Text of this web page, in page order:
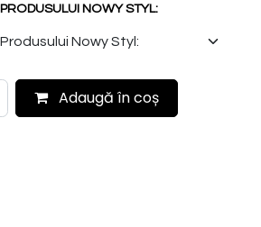
NOWY STYL:
Adaugă în coș